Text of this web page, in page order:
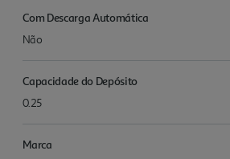
Com Descarga Automática
Não
Capacidade do Depósito
0.25
Marca